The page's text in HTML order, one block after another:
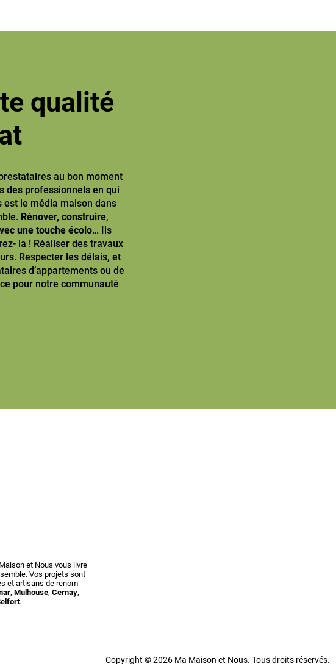
qualité
au bon moment
des professionnels en qui
est le média maison dans
Rénover, construire,
une touche écolo… Ils
la ! Réaliser des travaux
Respecter les délais, et
d’appartements ou de
pour notre communauté
et Nous vous livre
Vos projets sont
et artisans de renom
, Mulhouse, Cernay,
.
Copyright © 2026 Ma Maison et Nous. Tous droits réservés.